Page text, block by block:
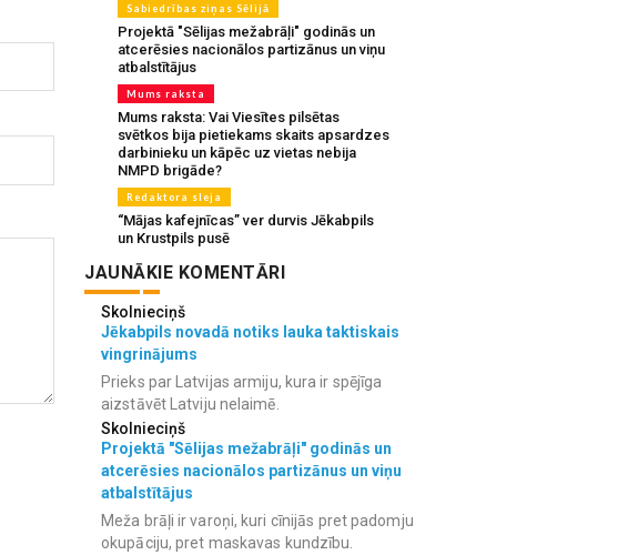
Sabiedrības ziņas Sēlijā
Projektā "Sēlijas mežabrāļi" godinās un
atcerēsies nacionālos partizānus un viņu
atbalstītājus
Mums raksta
Mums raksta: Vai Viesītes pilsētas
svētkos bija pietiekams skaits apsardzes
darbinieku un kāpēc uz vietas nebija
NMPD brigāde?
Redaktora sleja
“Mājas kafejnīcas” ver durvis Jēkabpils
un Krustpils pusē
JAUNĀKIE KOMENTĀRI
Skolnieciņš
Jēkabpils novadā notiks lauka taktiskais
vingrinājums
Prieks par Latvijas armiju, kura ir spējīga
aizstāvēt Latviju nelaimē.
Skolnieciņš
Projektā "Sēlijas mežabrāļi" godinās un
atcerēsies nacionālos partizānus un viņu
atbalstītājus
Meža brāļi ir varoņi, kuri cīnijās pret padomju
okupāciju, pret maskavas kundzību.